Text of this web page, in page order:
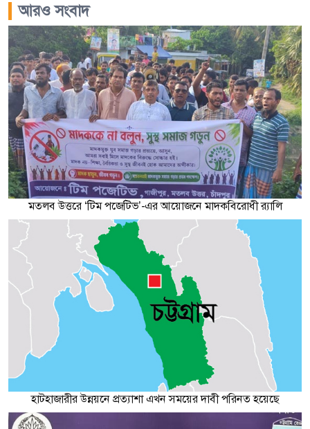
আরও সংবাদ
মতলব উত্তরে ‘টিম পজেটিভ’-এর আয়োজনে মাদকবিরোধী র‌্যালি
হাটহাজারীর উন্নয়নে প্রত্যাশা এখন সময়ের দাবী পরিনত হয়েছে